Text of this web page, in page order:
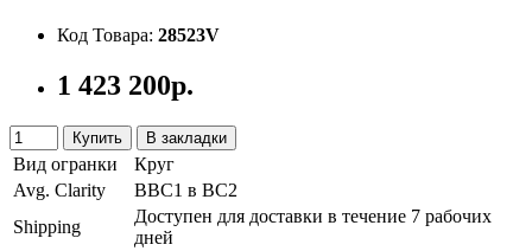
Код Товара: 28523V
1 423 200р.
Купить В закладки
Вид огранки
Круг
Avg. Clarity
ВВС1 в ВС2
Shipping
Доступен для доставки в течение 7 рабочих
дней